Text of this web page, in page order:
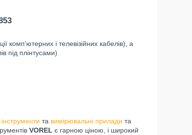
комп'ютерних і телевізійних кабелів), а
під плінтусами)
інструменти та вимірювальні прилади та
VOREL є гарною ціною, і широкий